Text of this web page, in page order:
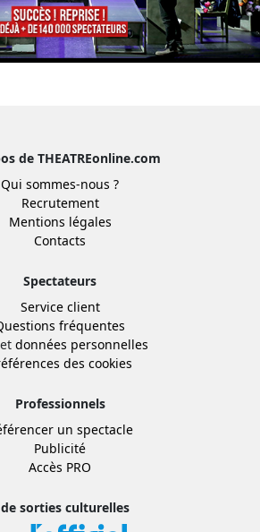
de THEATREonline.com
Qui sommes-nous ?
Recrutement
Mentions légales
Contacts
Spectateurs
Service client
fréquentes
données personnelles
des cookies
Professionnels
un spectacle
Publicité
Accès PRO
sorties culturelles